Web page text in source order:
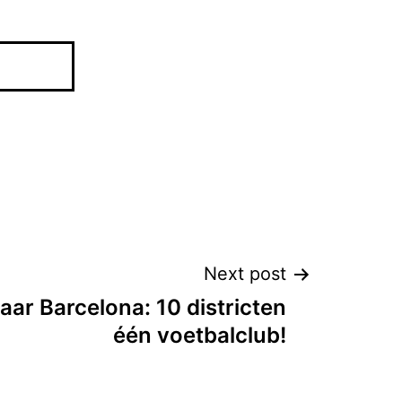
Next post
Barcelona: 10 districten
één voetbalclub!